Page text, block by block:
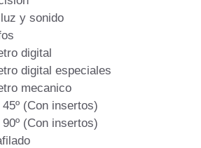
y sonido
digital
digital especiales
mecanico
(Con insertos)
(Con insertos)